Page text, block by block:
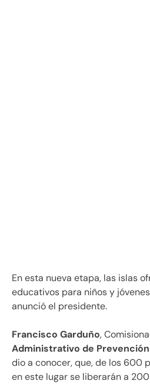
En esta nueva etapa, las islas
educativos para niños y
anunció el presidente.
Francisco Garduño,
Administrativo de
dio a conocer, que, de los 600
en este lugar se liberarán a